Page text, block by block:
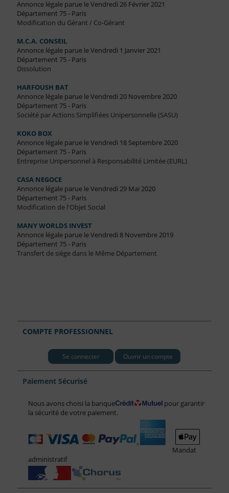
Annonce légale parue le Vendredi 26 Février 2021
Département 75 - Paris
Modification du Gérant / Co-Gérant
M.C.A. CONSEIL
Annonce légale parue le Vendredi 1 Janvier 2021
Département 75 - Paris
Dissolution
HARFOUSH BAT
Annonce légale parue le Vendredi 20 Novembre 2020
Département 75 - Paris
Société par Actions Simplifiées Unipersonnelle (SASU)
KOKO BOX
Annonce légale parue le Vendredi 18 Septembre 2020
Département 75 - Paris
Entreprise Unipersonnel à Responsabilité Limitée (EURL)
CASA NEGOCE
Annonce légale parue le Vendredi 29 Mai 2020
Département 75 - Paris
Modification de l'Objet Social
MANY WORLDS INVEST
Annonce légale parue le Vendredi 8 Novembre 2019
Département 75 - Paris
Transfert de siège dans le Même Département
COMPTE PROFESSIONNEL
Se connecter Ouvrir un compte
Paiement Sécurisé
Nous avons choisi la banque
pour garantir
la sécurité de votre paiement.
Mandat
administratif